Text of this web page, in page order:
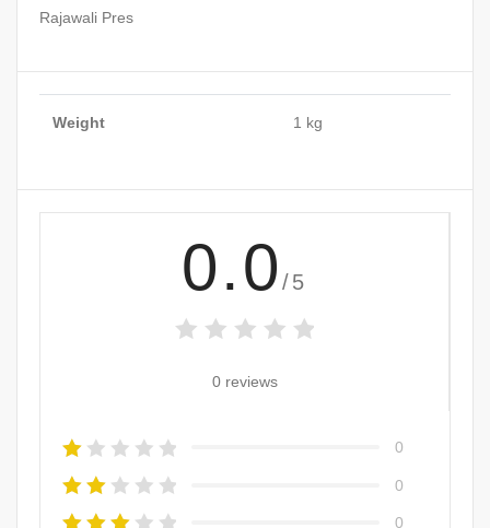
Rajawali Pres
Weight 1 kg
0.0 /5
0 reviews
0
0
0